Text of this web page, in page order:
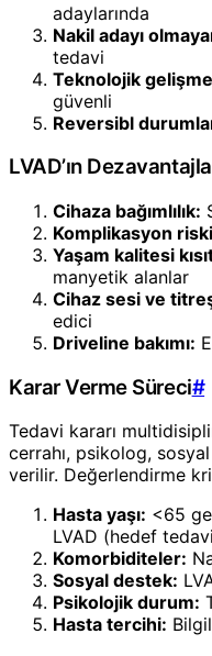
adaylarında
Nakil adayı
tedavi
Teknolojik
güvenli
Reversibl
LVAD’ın
Cihaza bağımlılık:
Komplikasyon
Yaşam kalitesi
manyetik alanlar
Cihaz sesi ve
edici
Driveline bakımı:
Karar Verme Süreci#
Tedavi kararı
cerrahı, psikolog,
verilir. Değerlendirme
Hasta yaşı: <65
LVAD (hedef
Komorbiditeler:
Sosyal destek:
Psikolojik durum:
Hasta tercihi: